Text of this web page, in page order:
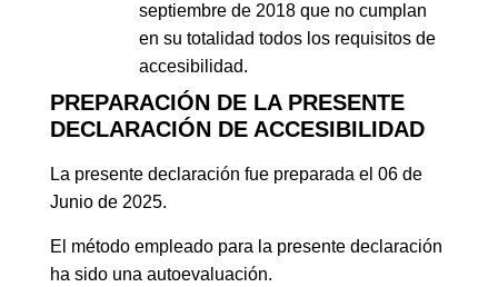
septiembre de 2018 que no cumplan
en su totalidad todos los requisitos de
accesibilidad.
PREPARACIÓN DE LA PRESENTE
DECLARACIÓN DE ACCESIBILIDAD
La presente declaración fue preparada el 06 de
Junio de 2025.
El método empleado para la presente declaración
ha sido una autoevaluación.